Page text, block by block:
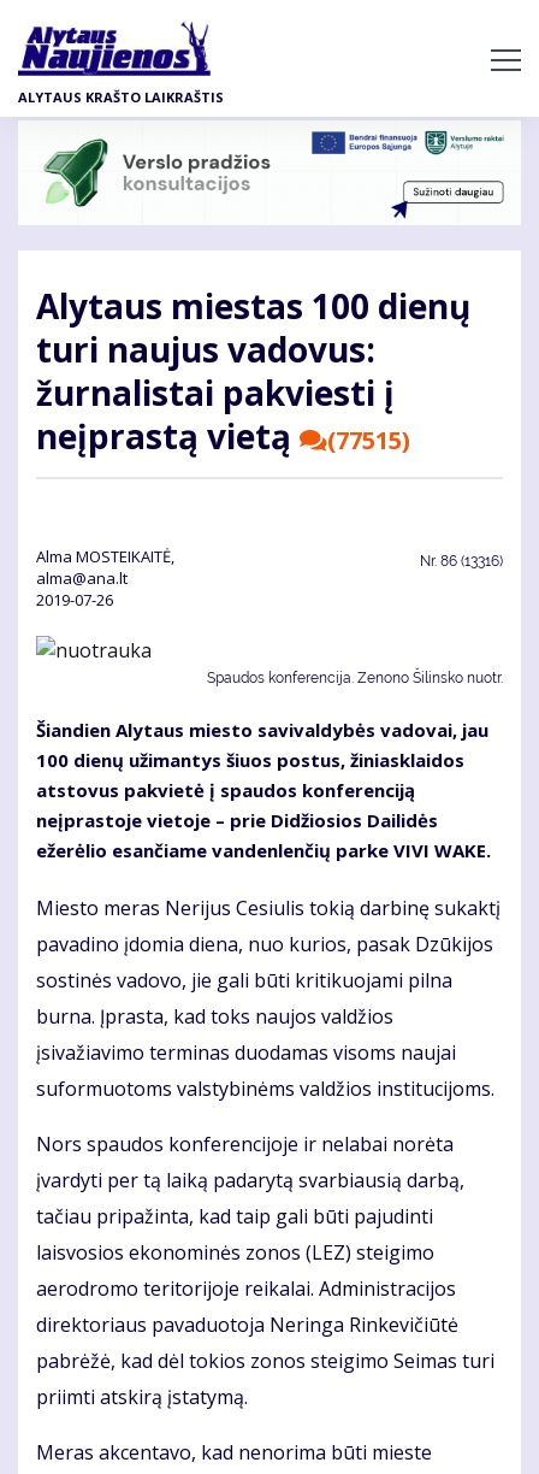
pagrindinį
turinį
ALYTAUS KRAŠTO LAIKRAŠTIS
Alytaus miestas 100 dienų
turi naujus vadovus:
žurnalistai pakviesti į
neįprastą vietą
(77515)
Alma MOSTEIKAITĖ,
alma@ana.lt
2019-07-26
Nr. 86 (13316)
Spaudos konferencija. Zenono Šilinsko nuotr.
Šiandien Alytaus miesto savivaldybės vadovai, jau
100 dienų užimantys šiuos postus, žiniasklaidos
atstovus pakvietė į spaudos konferenciją
neįprastoje vietoje – prie Didžiosios Dailidės
ežerėlio esančiame vandenlenčių parke VIVI WAKE.
Miesto meras Nerijus Cesiulis tokią darbinę sukaktį
pavadino įdomia diena, nuo kurios, pasak Dzūkijos
sostinės vadovo, jie gali būti kritikuojami pilna
burna. Įprasta, kad toks naujos valdžios
įsivažiavimo terminas duodamas visoms naujai
suformuotoms valstybinėms valdžios institucijoms.
Nors spaudos konferencijoje ir nelabai norėta
įvardyti per tą laiką padarytą svarbiausią darbą,
tačiau pripažinta, kad taip gali būti pajudinti
laisvosios ekonominės zonos (LEZ) steigimo
aerodromo teritorijoje reikalai. Administracijos
direktoriaus pavaduotoja Neringa Rinkevičiūtė
pabrėžė, kad dėl tokios zonos steigimo Seimas turi
priimti atskirą įstatymą.
Meras akcentavo, kad nenorima būti mieste